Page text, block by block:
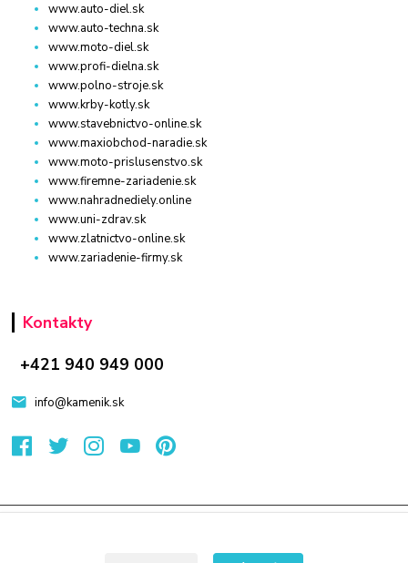
www.auto-diel.sk
www.auto-techna.sk
www.moto-diel.sk
www.profi-dielna.sk
www.polno-stroje.sk
www.krby-kotly.sk
www.stavebnictvo-online.sk
www.maxiobchod-naradie.sk
www.moto-prislusenstvo.sk
www.firemne-zariadenie.sk
www.nahradnediely.online
www.uni-zdrav.sk
www.zlatnictvo-online.sk
www.zariadenie-firmy.sk
Kontakty
+421 940 949 000
info@kamenik.sk
Eshop-rychlo.sk